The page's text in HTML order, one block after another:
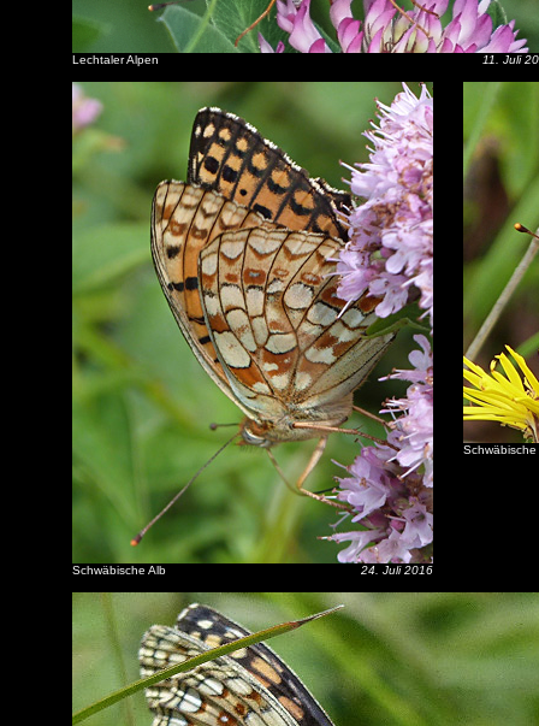
Lechtaler Alpen 11. Juli
Schwäbische
Schwäbische Alb 24. Juli 2016